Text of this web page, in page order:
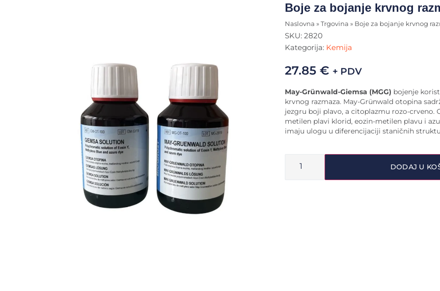
Boje za bojanje krvnog
Naslovna » Trgovina » Boje za bojanje krvnog
SKU: 2820
Kategorija: Kemija
27.85 € + PDV
May-Grünwald-Giemsa (MGG) bojenje
krvnog razmaza. May-Grünwald otopina
jezgru boji plavo, a citoplazmu rozo-crveno.
metilen plavi klorid, eozin-metilen plavu i
imaju ulogu u diferencijaciji staničnih
DODAJ U